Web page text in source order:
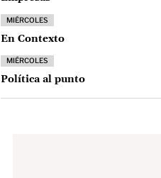
MIÉRCOLES
En Contexto
MIÉRCOLES
Política al punto